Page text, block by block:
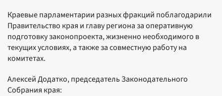
Краевые парламентарии разных фракций поблагодарили
Правительство края и главу региона за оперативную
подготовку законопроекта, жизненно необходимого в
текущих условиях, а также за совместную работу на
комитетах.
Алексей Додатко, председатель Законодательного
Собрания края: